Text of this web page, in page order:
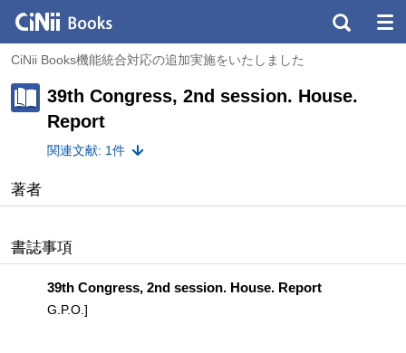
CiNii Books機能統合対応の追加実施をいたしました
39th Congress, 2nd session. House.
Report
関連文献: 1件
著者
書誌事項
39th Congress, 2nd session. House. Report
G.P.O.]